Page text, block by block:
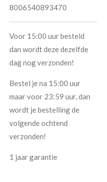
8006540893470
Voor 15:00 uur besteld
dan wordt deze dezelfde
dag nog verzonden!
Bestel je na 15:00 uur
maar voor 23:59 uur, dan
wordt je bestelling de
volgende ochtend
verzonden!
1 jaar garantie